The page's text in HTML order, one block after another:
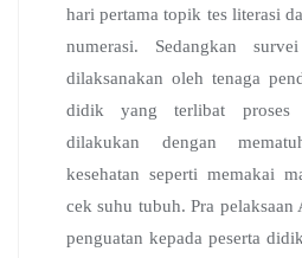
hari pertama topik tes literasi
numerasi. Sedangkan
dilaksanakan oleh tenaga
didik yang terlibat proses
dilakukan dengan
kesehatan seperti memakai
cek suhu tubuh. Pra
penguatan kepada peserta